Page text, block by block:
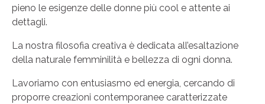
SERVIZI
CONTATTI
pieno le esigenze delle donne più cool e attente ai
dettagli.
La nostra filosofia creativa è dedicata all’esaltazione
della naturale femminilità e bellezza di ogni donna.
Lavoriamo con entusiasmo ed energia, cercando di
proporre creazioni contemporanee caratterizzate